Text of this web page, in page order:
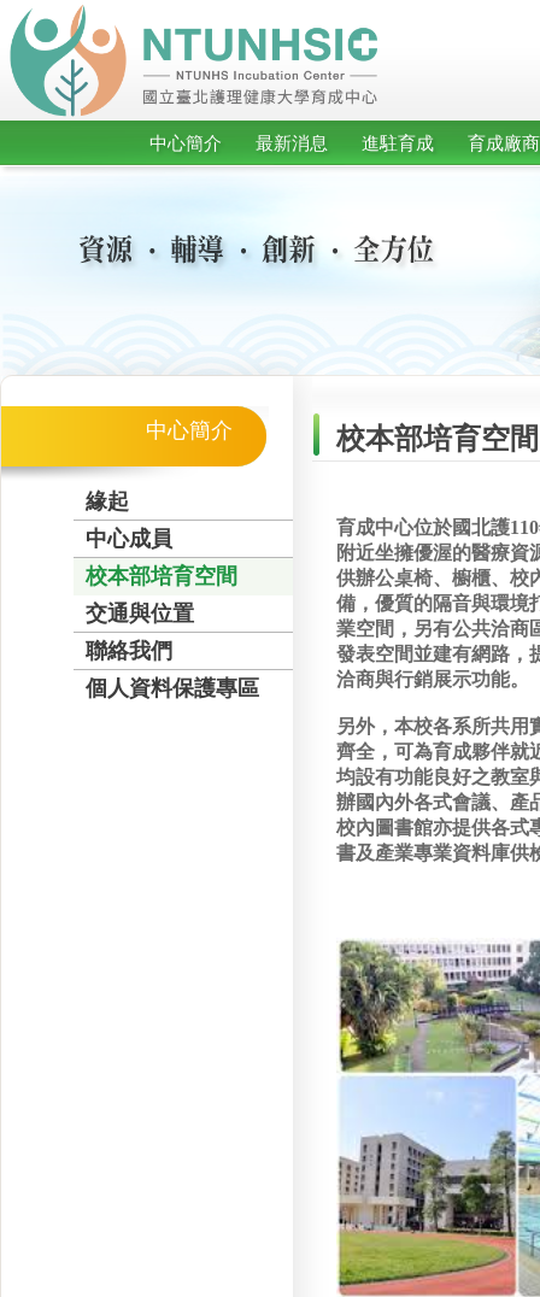
中心簡介 最新消息 進駐育成 育成廠商
中心簡介
緣起
中心成員
校本部培育空間
交通與位置
聯絡我們
個人資料保護專區
校本部培育空間
育成中心位於國北護
附近坐擁優渥的醫療資
供辦公桌椅、櫥櫃、校
備，優質的隔音與環境
業空間，另有公共洽商
發表空間並建有網路，
洽商與行銷展示功能。
另外，本校各系所共用
齊全，可為育成夥伴就
均設有功能良好之教室
辦國內外各式會議、產
校內圖書館亦提供各式
書及產業專業資料庫供